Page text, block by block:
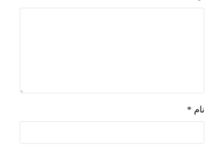
نام *